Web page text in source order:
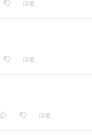
回复
回复
回复